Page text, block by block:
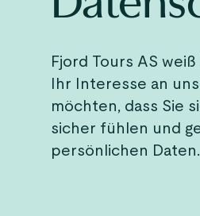
Fjord Tours AS
Ihr Interesse an
möchten, dass Sie
sicher fühlen und
persönlichen Daten.